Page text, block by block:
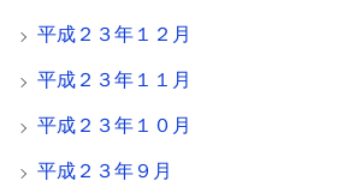
平成２３年１２月
平成２３年１１月
平成２３年１０月
平成２３年９月